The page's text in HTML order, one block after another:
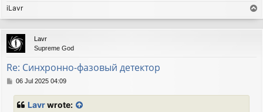
iLavr
o
p
Lavr
Supreme God
Re: Синхронно-фазовый детектор
P06 Jul 2025 04:09
Lavrwrote: